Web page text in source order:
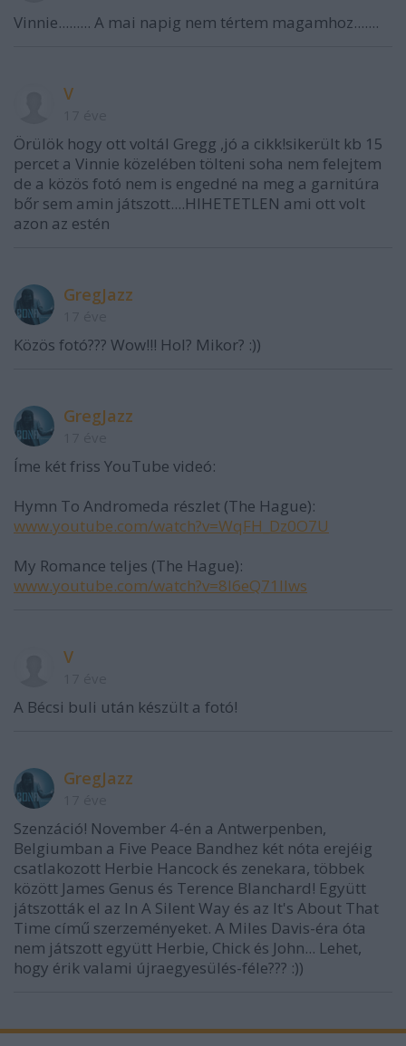
Vinnie......... A mai napig nem tértem magamhoz.......
V
Örülök hogy ott voltál Gregg ,jó a cikk!sikerült kb 15
percet a Vinnie közelében tölteni soha nem felejtem
de a közös fotó nem is engedné na meg a garnitúra
bőr sem amin játszott....HIHETETLEN ami ott volt
azon az estén
GregJazz
Közös fotó??? Wow!!! Hol? Mikor? :))
GregJazz
Íme két friss YouTube videó:
Hymn To Andromeda részlet (The Hague):
www.youtube.com/watch?v=WqFH_Dz0O7U
My Romance teljes (The Hague):
www.youtube.com/watch?v=8l6eQ71llws
V
A Bécsi buli után készült a fotó!
GregJazz
Szenzáció! November 4-én a Antwerpenben,
Belgiumban a Five Peace Bandhez két nóta erejéig
csatlakozott Herbie Hancock és zenekara, többek
között James Genus és Terence Blanchard! Együtt
játszották el az In A Silent Way és az It's About That
Time című szerzeményeket. A Miles Davis-éra óta
nem játszott együtt Herbie, Chick és John... Lehet,
hogy érik valami újraegyesülés-féle??? :))